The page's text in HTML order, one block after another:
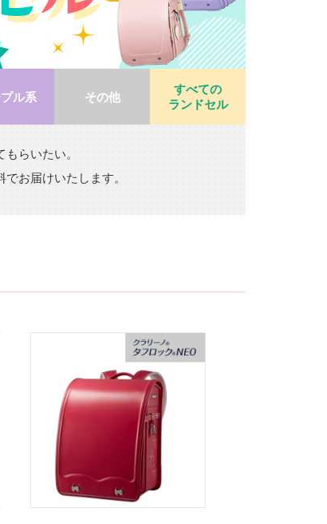
ル系 その他
すべての
ランドセル
もらいたい。
でお届けいたします。